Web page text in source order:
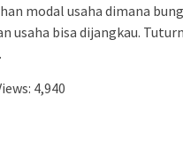
modal usaha dimana
usaha bisa dijangkau.
4,940